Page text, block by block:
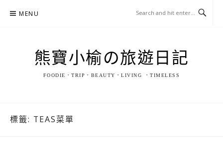
MENU
熊寶小榆の旅遊日記
FOODIE．TRIP．BEAUTY．LIVING ．TIMELESS
標籤: TEAS菜單